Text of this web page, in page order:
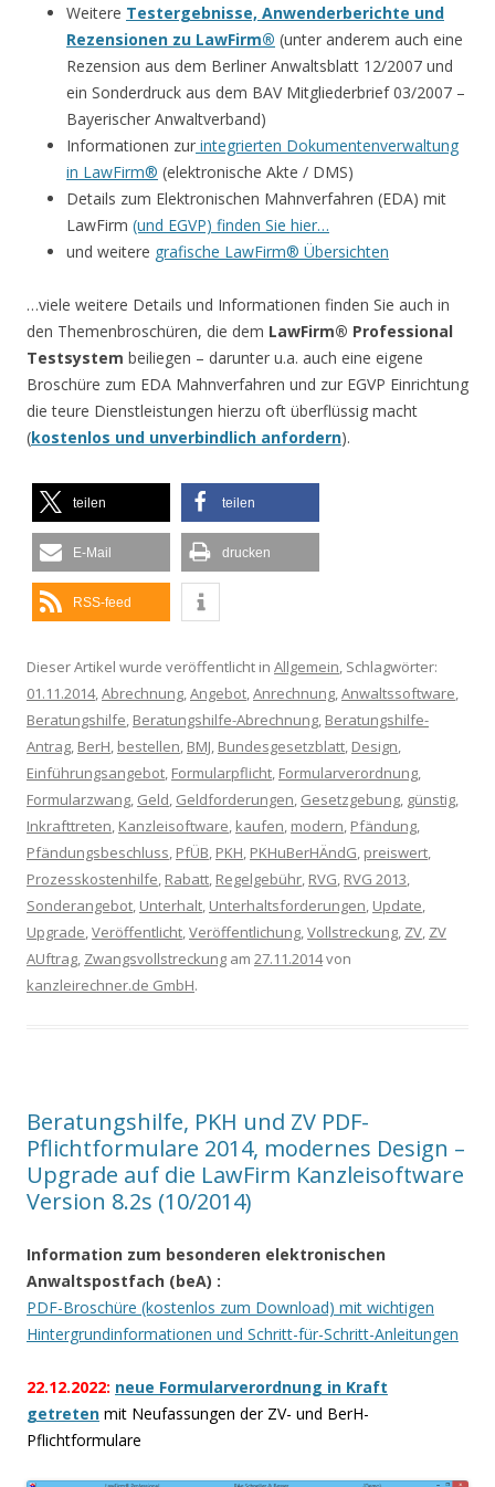
Weitere Testergebnisse, Anwenderberichte und
Rezensionen zu LawFirm® (unter anderem auch eine
Rezension aus dem Berliner Anwaltsblatt 12/2007 und
ein Sonderdruck aus dem BAV Mitgliederbrief 03/2007 –
Bayerischer Anwaltverband)
Informationen zur integrierten Dokumentenverwaltung
in LawFirm® (elektronische Akte / DMS)
Details zum Elektronischen Mahnverfahren (EDA) mit
LawFirm (und EGVP) finden Sie hier…
und weitere grafische LawFirm® Übersichten
…viele weitere Details und Informationen finden Sie auch in
den Themenbroschüren, die dem LawFirm® Professional
Testsystem beiliegen – darunter u.a. auch eine eigene
Broschüre zum EDA Mahnverfahren und zur EGVP Einrichtung
die teure Dienstleistungen hierzu oft überflüssig macht
(kostenlos und unverbindlich anfordern).
teilen teilen
E-Mail drucken
RSS-feed
Dieser Artikel wurde veröffentlicht in Allgemein, Schlagwörter:
01.11.2014,Abrechnung,Angebot,Anrechnung,Anwaltssoftware,
Beratungshilfe, Beratungshilfe-Abrechnung, Beratungshilfe-
Antrag, BerH, bestellen, BMJ, Bundesgesetzblatt, Design,
Einführungsangebot, Formularpflicht, Formularverordnung,
Formularzwang, Geld, Geldforderungen, Gesetzgebung, günstig,
Inkrafttreten, Kanzleisoftware, kaufen, modern, Pfändung,
Pfändungsbeschluss, PfÜB, PKH, PKHuBerHÄndG, preiswert,
Prozesskostenhilfe, Rabatt, Regelgebühr, RVG, RVG 2013,
Sonderangebot, Unterhalt, Unterhaltsforderungen, Update,
Upgrade,Veröffentlicht,Veröffentlichung,Vollstreckung, ZV, ZV
AUftrag, Zwangsvollstreckung am 27.11.2014von
kanzleirechner.de GmbH.
Beratungshilfe, PKH und ZV PDF-
Pflichtformulare 2014, modernes Design –
Upgrade auf die LawFirm Kanzleisoftware
Version 8.2s (10/2014)
Information zum besonderen elektronischen
Anwaltspostfach (beA) :
PDF-Broschüre (kostenlos zum Download) mit wichtigen
Hintergrundinformationen und Schritt-für-Schritt-Anleitungen
22.12.2022: neue Formularverordnung in Kraft
getreten mit Neufassungen der ZV- und BerH-
Pflichtformulare